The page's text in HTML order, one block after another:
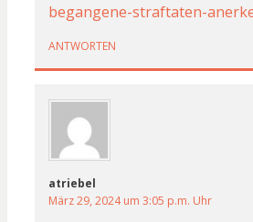
begangene-straftaten-
ANTWORTEN
atriebel
März 29, 2024 um 3:05 p.m. Uhr